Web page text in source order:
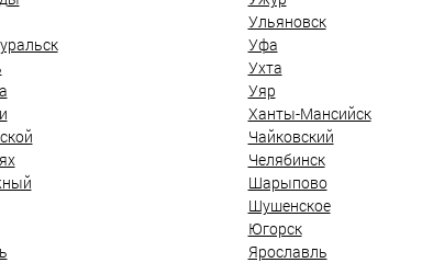
Ульяновск
Уфа
Ухта
Уяр
Ханты-Мансийск
Чайковский
Челябинск
Шарыпово
Шушенское
Югорск
Ярославль